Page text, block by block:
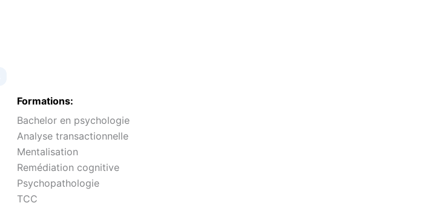
Formations:
Bachelor en psychologie
Analyse transactionnelle
Mentalisation
Remédiation cognitive
Psychopathologie
TCC